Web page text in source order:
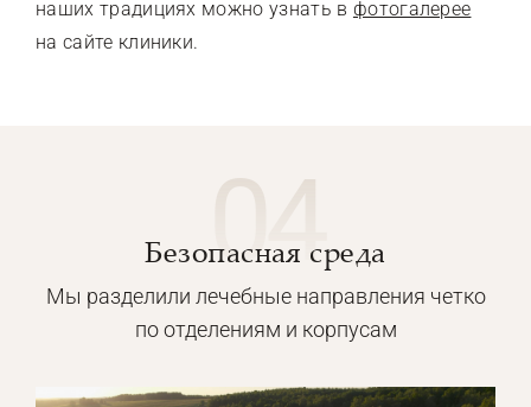
наших традициях можно узнать в фотогалерее
на сайте клиники.
Безопасная среда
Мы разделили лечебные направления четко
по отделениям и корпусам
04